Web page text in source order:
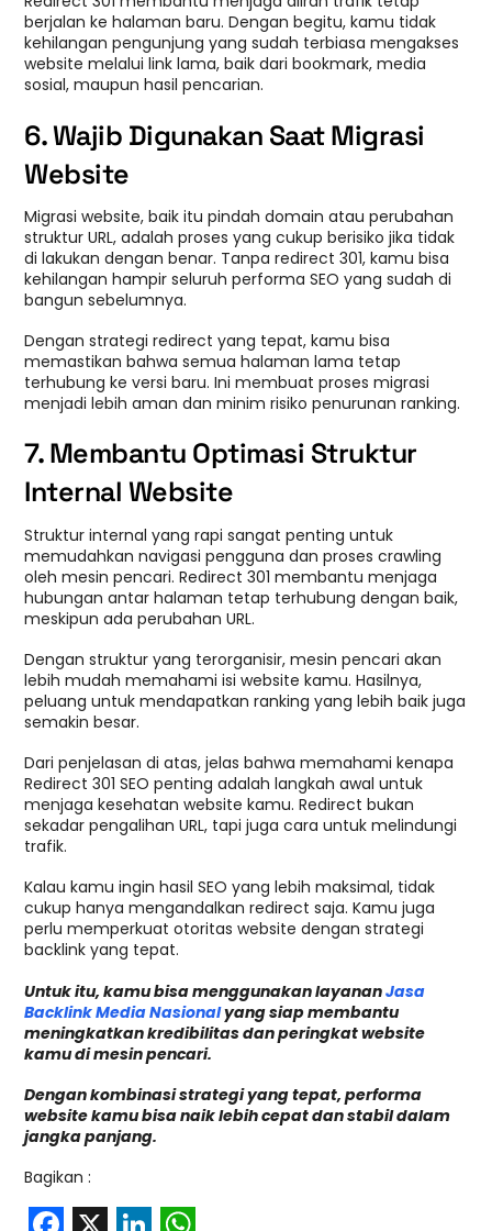
berjalan ke halaman baru. Dengan begitu, kamu tidak
kehilangan pengunjung yang sudah terbiasa mengakses
website melalui link lama, baik dari bookmark, media
sosial, maupun hasil pencarian.
6. Wajib Digunakan Saat Migrasi
Website
Migrasi website, baik itu pindah domain atau perubahan
struktur URL, adalah proses yang cukup berisiko jika tidak
di lakukan dengan benar. Tanpa redirect 301, kamu bisa
kehilangan hampir seluruh performa SEO yang sudah di
bangun sebelumnya.
Dengan strategi redirect yang tepat, kamu bisa
memastikan bahwa semua halaman lama tetap
terhubung ke versi baru. Ini membuat proses migrasi
menjadi lebih aman dan minim risiko penurunan ranking.
7. Membantu Optimasi Struktur
Internal Website
Struktur internal yang rapi sangat penting untuk
memudahkan navigasi pengguna dan proses crawling
oleh mesin pencari. Redirect 301 membantu menjaga
hubungan antar halaman tetap terhubung dengan baik,
meskipun ada perubahan URL.
Dengan struktur yang terorganisir, mesin pencari akan
lebih mudah memahami isi website kamu. Hasilnya,
peluang untuk mendapatkan ranking yang lebih baik juga
semakin besar.
Dari penjelasan di atas, jelas bahwa memahami kenapa
Redirect 301 SEO penting adalah langkah awal untuk
menjaga kesehatan website kamu. Redirect bukan
sekadar pengalihan URL, tapi juga cara untuk melindungi
trafik.
Kalau kamu ingin hasil SEO yang lebih maksimal, tidak
cukup hanya mengandalkan redirect saja. Kamu juga
perlu memperkuat otoritas website dengan strategi
backlink yang tepat.
Untuk itu, kamu bisa menggunakan layananJasa
Backlink Media Nasionalyang siap membantu
meningkatkan kredibilitas dan peringkat website
kamu di mesin pencari.
Dengan kombinasi strategi yang tepat, performa
website kamu bisa naik lebih cepat dan stabil dalam
jangka panjang.
Bagikan :